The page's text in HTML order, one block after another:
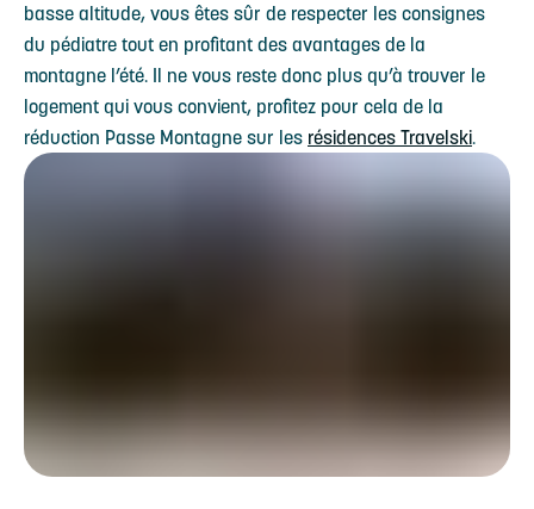
basse altitude, vous êtes sûr de respecter les consignes
du pédiatre tout en profitant des avantages de la
montagne l’été. Il ne vous reste donc plus qu’à trouver le
logement qui vous convient, profitez pour cela de la
réduction Passe Montagne sur les résidences Travelski.